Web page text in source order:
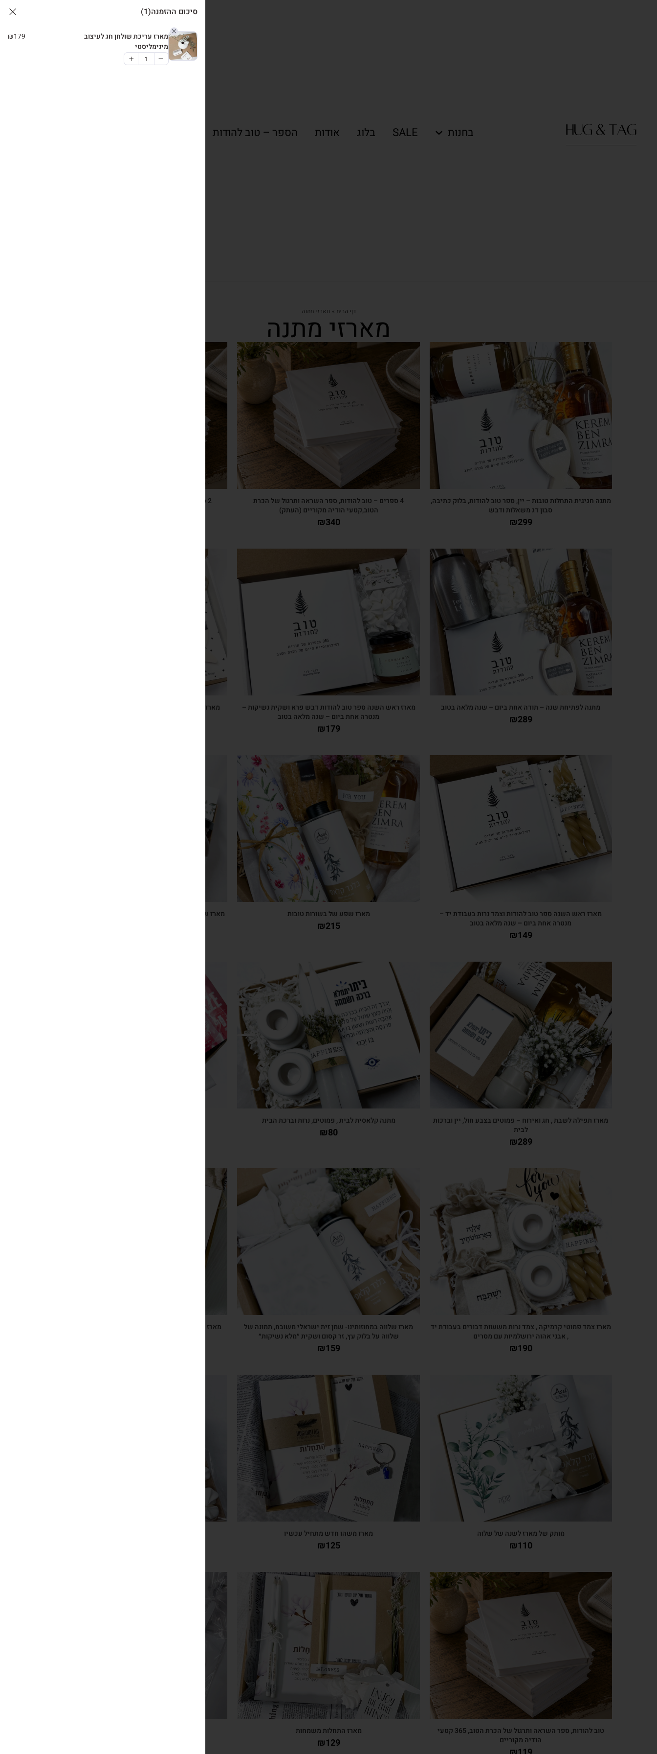
בחנות SALE בלוג אודות הספר – טוב להודות
דף הבית » מארזי מתנה
מארזי מתנה
צפייה מהירה
מתנה חגיגית התחלות טובות – יין, ספר טוב להודות, בלוק כתיבה,
סבון דג משאלות ודבש
₪299
צפייה מהירה
4 ספרים – טוב להודות, ספר השראה ותרגול של הכרת
הטוב,קטעי הודיה מקוריים (העתק)
₪340
2 ספרים – טוב להודות, ספר השראה ותרגול של הכרת
צפייה מהירה
מתנה לפתיחת שנה – תודה אחת ביום – שנה מלאה בטוב
₪289
צפייה מהירה
מארז ראש השנה ספר טוב להודות דבש פרא ושקית נשיקות –
מנטרה אחת ביום – שנה מלאה בטוב
₪179
מארז ראש השנה ספר טוב להודות וסבון דג משאלות ריחני –
צפייה מהירה
מארז ראש השנה ספר טוב להודות וצמד נרות בעבודת יד –
מנטרה אחת ביום – שנה מלאה בטוב
₪149
צפייה מהירה
מארז שפע של בשורות טובות
₪215
מארז שנה דבש דבש טהור פרא ובלוק תליש ״השנה רק בשורות
צפייה מהירה
מארז תפילה לשבת , חג ואירוח – פמוטים בצבע חול, יין וברכות
לבית
₪289
צפייה מהירה
מתנה קלאסית לבית , פמוטים, נרות וברכת הבית
₪80
צפייה מהירה
מארז צמד פמוטי קרמיקה , צמד נרות משעוות דבורים בעבודת יד
, אבני אהוה ירושלמיות עם מסרים
₪190
צפייה מהירה
מארז שלווה במחוזותינו- שמן זית ישראלי משובח, תמונה של
שלווה על בלוק עץ, זר קסום ושקית ״מלא נשיקות״
₪159
מארז התחלות משמחות, מחברת התחלות, עפרונות, סט גלויות
צפייה מהירה
מותק של מארז לשנה של שלוה
₪110
צפייה מהירה
מארז משהו חדש מתחיל עכשיו
₪125
צפייה מהירה
טוב להודות, ספר השראה ותרגול של הכרת הטוב, 365 קטעי
הודיה מקוריים
צפייה מהירה
מארז התחלות משמחות
₪129
סיכום ההזמנה(1)
מארז עריכת שולחן חג לעיצוב
מינימליסטי
₪179